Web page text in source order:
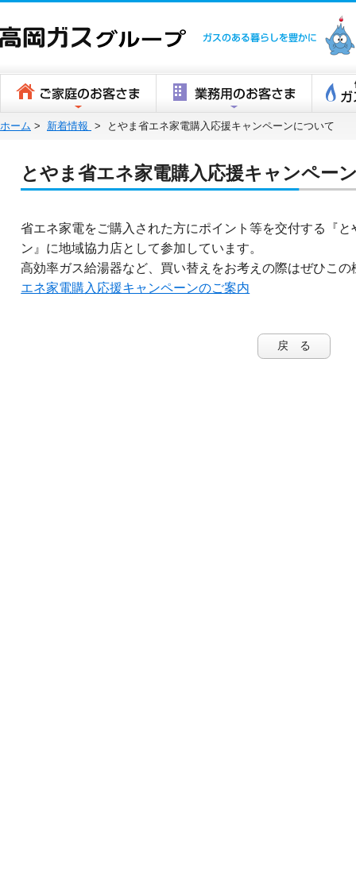
高岡ガスグ
ホーム > 新着情報 > とやま省エネ家電購入応援キャンペーンについて
とやま省エネ家電購入応援キャンペー
省エネ家電をご購入された方にポイント等を交付する『
ン』に地域協力店として参加しています。
高効率ガス給湯器など、買い替えをお考えの際はぜひこ
エネ家電購入応援キャンペーンのご案内
戻 る